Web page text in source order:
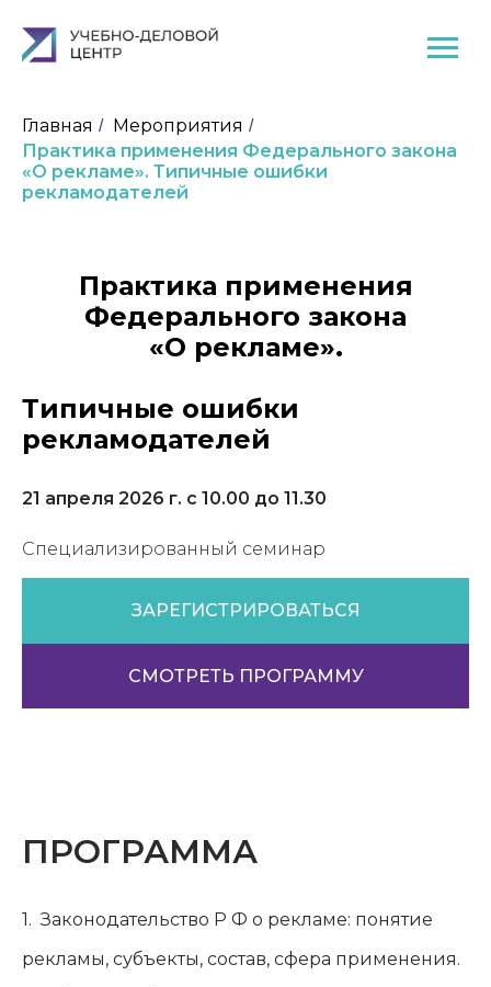
Главная / Мероприятия /
Практика применения Федерального закона
«О рекламе». Типичные ошибки
рекламодателей
Практика применения
Федерального закона
«О рекламе».
Типичные ошибки
рекламодателей
21 апреля 2026 г. с 10.00 до 11.30
Специализированный семинар
ЗАРЕГИСТРИРОВАТЬСЯ
СМОТРЕТЬ ПРОГРАММУ
ПРОГРАММА
1.Законодательство Р Ф о рекламе: понятие
рекламы, субъекты, состав, сфера применения.